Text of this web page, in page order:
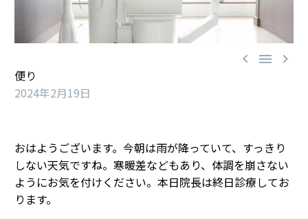
  
便り
2024年2月19日
おはようございます。今朝は雨が降っていて、すっきり
しない天気ですね。寒暖差などもあり、体調を崩さない
ようにお気を付けください。本日院長は終日診療してお
ります。